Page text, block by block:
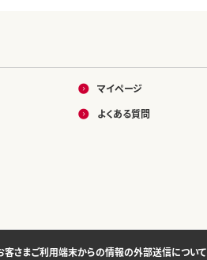
マイページ
よくある質問
客さまご利用端末からの情報の外部送信について